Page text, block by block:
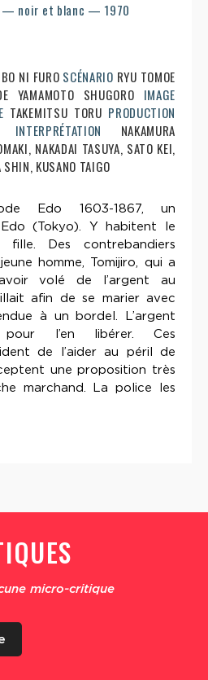
— noir et blanc — 1970
NI FURO SCÉNARIO RYU TOMOE
YAMAMOTO SHUGORO IMAGE
TAKEMITSU TORU PRODUCTION
INTERPRÉTATION
NAKAMURA
NAKADAI TASUYA, SATO KEI,
KUSANO TAIGO
Edo 1603-1867, un
(Tokyo). Y habitent le
Des contrebandiers
homme, Tomijiro, qui a
volé de l’argent au
afin de se marier avec
à un bordel. L’argent
pour l’en libérer. Ces
de l’aider au péril de
une proposition très
marchand. La police les
micro-critique